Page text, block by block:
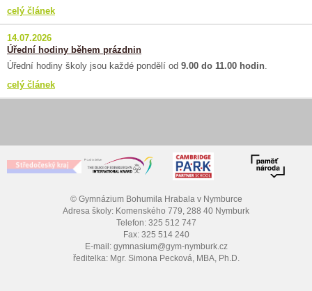
celý článek
14.07.2026
Úřední hodiny během prázdnin
Úřední hodiny školy jsou každé pondělí od 9.00 do 11.00 hodin.
celý článek
© Gymnázium Bohumila Hrabala v Nymburce
Adresa školy: Komenského 779, 288 40 Nymburk
Telefon: 325 512 747
Fax: 325 514 240
E-mail: gymnasium@gym-nymburk.cz
ředitelka: Mgr. Simona Pecková, MBA, Ph.D.